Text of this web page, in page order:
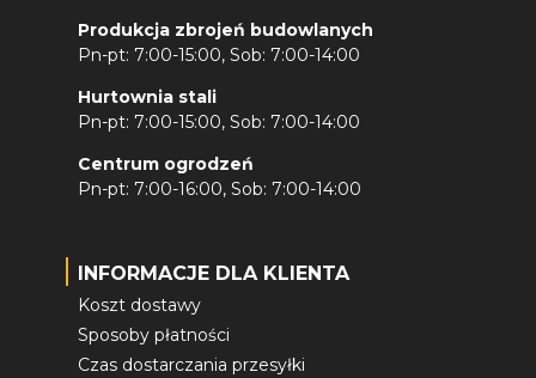
Produkcja zbrojeń budowlanych
Pn-pt: 7:00-15:00, Sob: 7:00-14:00
Hurtownia stali
Pn-pt: 7:00-15:00, Sob: 7:00-14:00
Centrum ogrodzeń
Pn-pt: 7:00-16:00, Sob: 7:00-14:00
INFORMACJE DLA KLIENTA
Koszt dostawy
Sposoby płatności
Czas dostarczania przesyłki